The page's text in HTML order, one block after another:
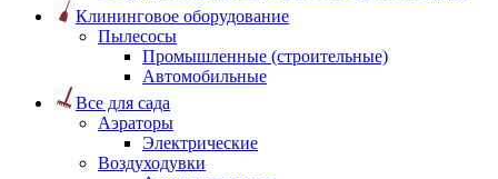
Клининговое оборудование
Пылесосы
Промышленные (строительные)
Автомобильные
Все для сада
Аэраторы
Электрические
Воздуходувки